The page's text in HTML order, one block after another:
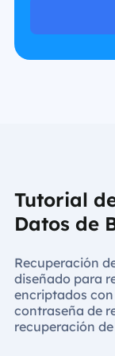
Tutorial
Datos de
Recuperación
diseñado para
encriptados
contraseña de
recuperación